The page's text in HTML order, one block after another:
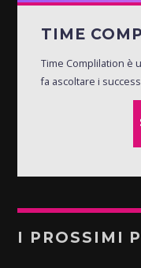
TIME
Time Complilation è
fa ascoltare i
I PROSSIMI